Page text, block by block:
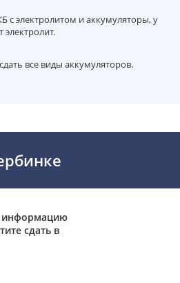
с электролитом и аккумуляторы, у
электролит.
все виды аккумуляторов.
информацию
сдать в